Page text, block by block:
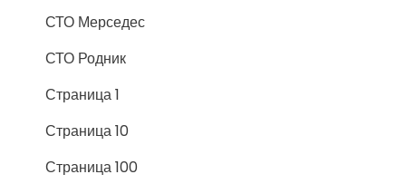
СТО Мерседес
СТО Родник
Страница 1
Страница 10
Страница 100